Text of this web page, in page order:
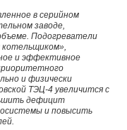
в серийном
заводе,
Подогреватели
котельщиком»,
и эффективное
и физически
ТЭЦ-4 увеличится с
дефицит
и повысить